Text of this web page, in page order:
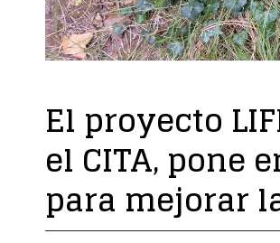
El proyecto
el CITA, pone
para mejorar